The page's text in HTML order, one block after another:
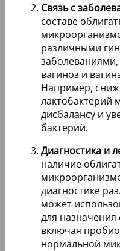
Связь с
составе
различными
вагиноз и
Например,
лактобактерий
дисбалансу и
бактерий.
Диагностика и
наличие
диагностике
может
для назначения
включая
нормальной